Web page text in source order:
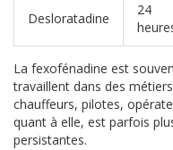
Desloratadine
24
La fexofénadine est
travaillent dans des
chauffeurs, pilotes,
quant à elle, est parfois
persistantes.